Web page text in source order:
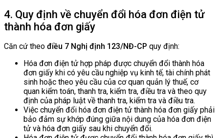
4. Quy định về chuyển đổi hóa đơn điện tử
thành hóa đơn giấy
Căn cứ theo điều 7 Nghị định 123/NĐ-CP quy định:
Hóa đơn điện tử hợp pháp được chuyển đổi thành hóa
đơn giấy khi có yêu cầu nghiệp vụ kinh tế, tài chính phát
sinh hoặc theo yêu cầu của cơ quan quản lý thuế, cơ
quan kiểm toán, thanh tra, kiểm tra, điều tra và theo quy
định của pháp luật về thanh tra, kiểm tra và điều tra.
Việc chuyển đổi hóa đơn điện tử thành hóa đơn giấy phải
bảo đảm sự khớp đúng giữa nội dung của hóa đơn điện
tử và hóa đơn giấy sau khi chuyển đổi.